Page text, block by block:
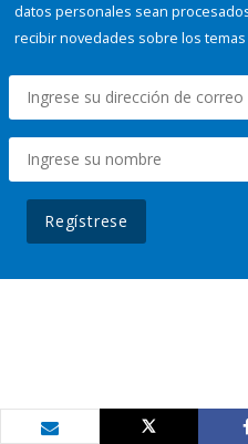
datos personales sean
recibir novedades sobre los
Regístrese